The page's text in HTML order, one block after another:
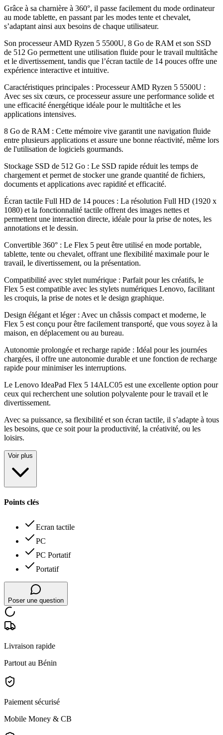
Grâce à sa charnière à 360°, il passe facilement du mode ordinateur
au mode tablette, en passant par les modes tente et chevalet,
s’adaptant ainsi aux besoins de chaque utilisateur.
Son processeur AMD Ryzen 5 5500U, 8 Go de RAM et son SSD
de 512 Go permettent une utilisation fluide pour le travail multitâche
et le divertissement, tandis que l’écran tactile de 14 pouces offre une
expérience interactive et intuitive.
Caractéristiques principales : Processeur AMD Ryzen 5 5500U :
Avec ses six cœurs, ce processeur assure une performance solide et
une efficacité énergétique idéale pour le multitâche et les
applications intensives.
8 Go de RAM : Cette mémoire vive garantit une navigation fluide
entre plusieurs applications et assure une bonne réactivité, même lors
de l'utilisation de logiciels gourmands.
Stockage SSD de 512 Go : Le SSD rapide réduit les temps de
chargement et permet de stocker une grande quantité de fichiers,
documents et applications avec rapidité et efficacité.
Écran tactile Full HD de 14 pouces : La résolution Full HD (1920 x
1080) et la fonctionnalité tactile offrent des images nettes et
permettent une interaction directe, idéale pour la prise de notes, les
annotations et le dessin.
Convertible 360° : Le Flex 5 peut être utilisé en mode portable,
tablette, tente ou chevalet, offrant une flexibilité maximale pour le
travail, le divertissement, ou la présentation.
Compatibilité avec stylet numérique : Parfait pour les créatifs, le
Flex 5 est compatible avec les stylets numériques Lenovo, facilitant
les croquis, la prise de notes et le design graphique.
Design élégant et léger : Avec un châssis compact et moderne, le
Flex 5 est conçu pour être facilement transporté, que vous soyez à la
maison, en déplacement ou au bureau.
Autonomie prolongée et recharge rapide : Idéal pour les journées
chargées, il offre une autonomie durable et une fonction de recharge
rapide pour minimiser les interruptions.
Le Lenovo IdeaPad Flex 5 14ALC05 est une excellente option pour
ceux qui recherchent une solution polyvalente pour le travail et le
divertissement.
Avec sa puissance, sa flexibilité et son écran tactile, il s’adapte à tous
les besoins, que ce soit pour la productivité, la créativité, ou les
loisirs.
Voir plus
Points clés
Ecran tactile
PC
PC Portatif
Portatif
Poser une question
Livraison rapide
Partout au Bénin
Paiement sécurisé
Mobile Money & CB